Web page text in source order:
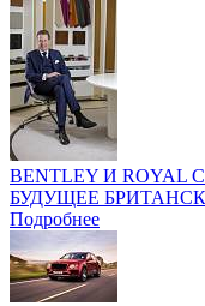
BENTLEY И ROYAL
БУДУЩЕЕ
Подробнее